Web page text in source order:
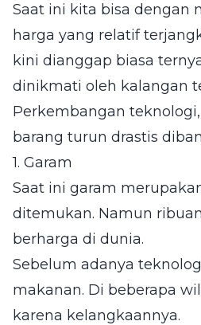
Saat ini kita bisa dengan
harga yang relatif
kini dianggap biasa
dinikmati oleh kalangan
Perkembangan
barang turun drastis
1. Garam
Saat ini garam
ditemukan. Namun
berharga di dunia.
Sebelum adanya
makanan. Di beberapa
karena kelangkaannya.